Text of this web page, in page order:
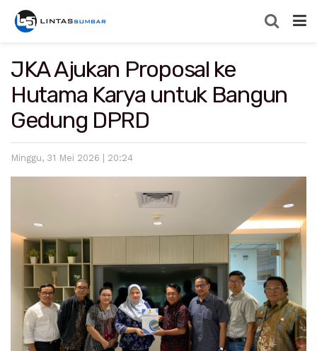
JKA Ajukan Proposal ke
Hutama Karya untuk Bangun
Gedung DPRD
Minggu, 31 Mei 2026 | 20:24